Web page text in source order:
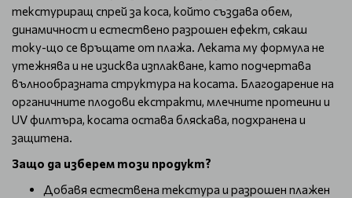
текстуриращ спрей за коса, който създава обем,
динамичност и естествено разрошен ефект, сякаш
току-що се връщате от плажа. Леката му формула не
утежнява и не изисква изплакване, като подчертава
вълнообразната структура на косата. Благодарение на
органичните плодови екстракти, млечните протеини и
UV филтъра, косата остава бляскава, подхранена и
защитена.
Защо да изберем този продукт?
Добавя естествена текстура и разрошен плажен